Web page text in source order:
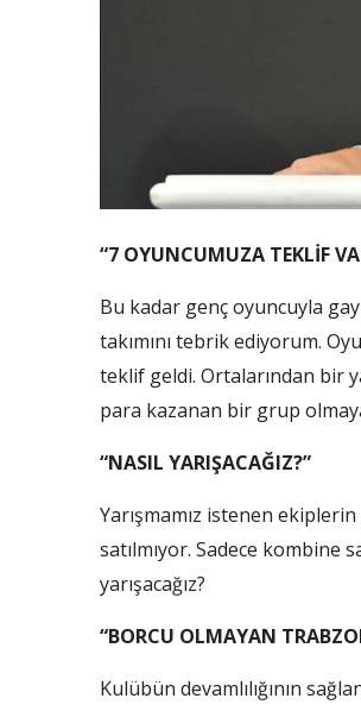
“7 OYUNCUMUZA TEKLİF
Bu kadar genç oyuncuyla
takımını tebrik ediyorum.
teklif geldi. Ortalarından bir
para kazanan bir grup
“NASIL YARIŞACAĞIZ?”
Yarışmamız istenen
satılmıyor. Sadece kombine
yarışacağız?
“BORCU OLMAYAN
Kulübün devamlılığının